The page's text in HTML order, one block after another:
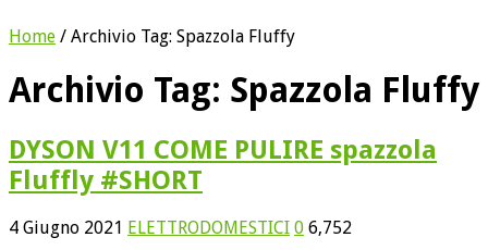
Home / Archivio Tag: Spazzola Fluffy
Archivio Tag: Spazzola Fluffy
DYSON V11 COME PULIRE spazzola
Fluffly #SHORT
4 Giugno 2021 ELETTRODOMESTICI 0 6,752